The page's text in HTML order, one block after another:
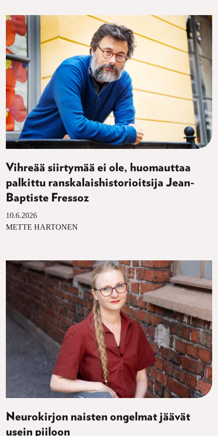
Vihreää siirtymää ei ole, huomauttaa
palkittu ranskalaishistorioitsija Jean-
Baptiste Fressoz
10.6.2026
METTE HARTONEN
Neurokirjon naisten ongelmat jäävät
usein piiloon